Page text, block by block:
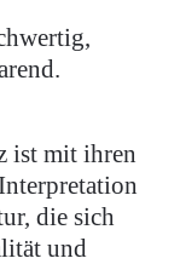
ist mit ihren
die sich
und